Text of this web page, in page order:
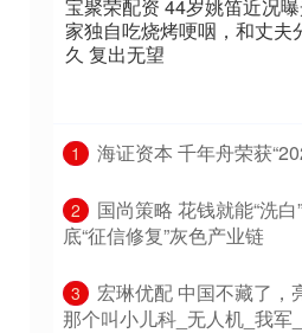
宝聚荣配资 44岁姚笛近况
家独自吃烧烤哽咽，和丈夫
久 复出无望
1 海证资本 千年舟荣获
2
国尚策略 花钱就能“洗
底“征信修复”灰色产业链
3
宏琳优配 中国不藏了，
那个叫小儿科_无人机_我军